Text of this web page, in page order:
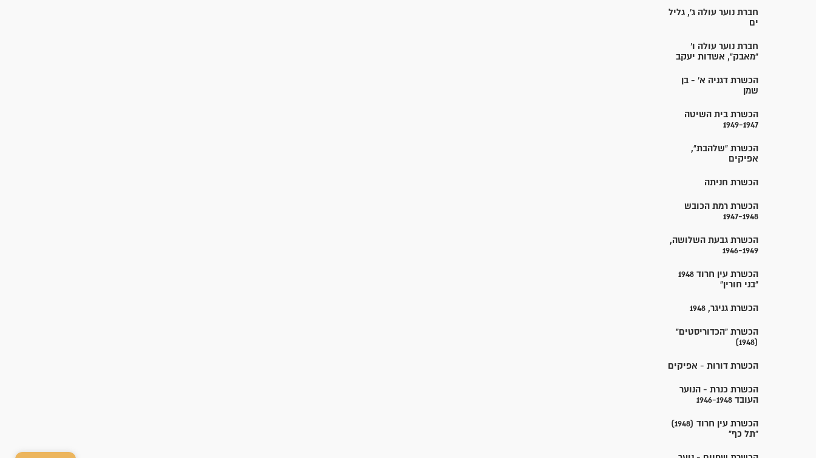
חברת נוער עולה ג', גליל
ים
חברת נוער עולה ו'
"מאבק", אשדות יעקב
הכשרת דגניה א' - בן
שמן
הכשרת בית השיטה
1949-1947
הכשרת "שלהבת",
אפיקים
הכשרת חניתה
הכשרת רמת הכובש
1947-1948
הכשרת גבעת השלושה,
1946-1949
הכשרת עין חרוד 1948
"בני חורין"
הכשרת גניגר, 1948
הכשרת "הכדוריסטים"
(1948)
הכשרת דורות - אפיקים
הכשרת כנרת - הנוער
העובד 1946-1948
הכשרת עין חרוד (1948)
"תל כף"